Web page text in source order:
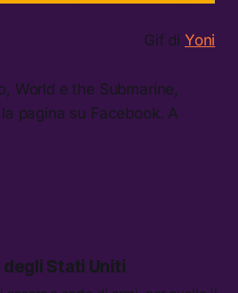
Gif di Yoni
World e the Submarine,
pagina su Facebook. A
degli Stati Uniti